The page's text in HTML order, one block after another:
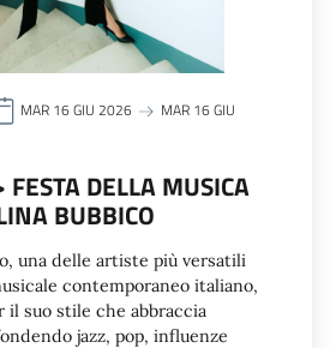
MAR 16 GIU 2026
MAR 16 GIU
FESTA DELLA MUSICA
BUBBICO
una delle artiste più versatili
contemporaneo italiano,
il suo stile che abbraccia
jazz, pop, influenze